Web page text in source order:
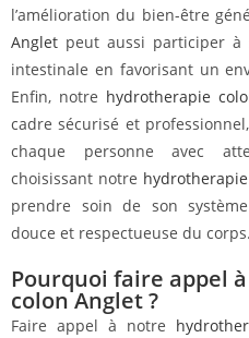
l’amélioration du bien-être
Anglet peut aussi participer à
intestinale en favorisant un
Enfin, notre hydrotherapie
cadre sécurisé et
chaque personne avec
choisissant notre
prendre soin de son
douce et respectueuse du corps.
Pourquoi faire appel
colon Anglet ?
Faire appel à notre